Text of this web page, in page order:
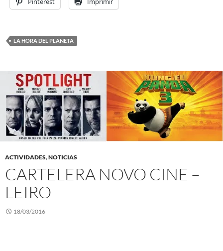
LA HORA DEL PLANETA
ACTIVIDADES,NOTICIAS
CARTELERA NOVO CINE –
LEIRO
18/03/2016